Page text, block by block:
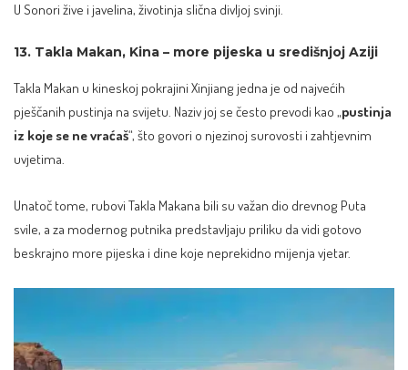
U Sonori žive i javelina, životinja slična divljoj svinji.
13. Takla Makan, Kina – more pijeska u središnjoj Aziji
Takla Makan u kineskoj pokrajini Xinjiang jedna je od najvećih
pješčanih pustinja na svijetu. Naziv joj se često prevodi kao „pustinja
iz koje se ne vraćaš“, što govori o njezinoj surovosti i zahtjevnim
uvjetima.
Unatoč tome, rubovi Takla Makana bili su važan dio drevnog Puta
svile, a za modernog putnika predstavljaju priliku da vidi gotovo
beskrajno more pijeska i dine koje neprekidno mijenja vjetar.